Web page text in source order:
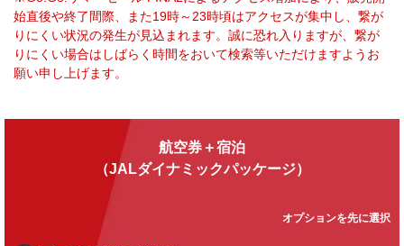
始直後や終了間際、また19時～23時頃はアクセスが集中し、繋が
りにくい状況の発生が見込まれます。誠に恐れ入りますが、繋が
りにくい場合はしばらく時間をおいて検索等いただけますようお
願い申し上げます。
航空券＋宿泊
（JALダイナミックパッケージ）
オプションを先に選択